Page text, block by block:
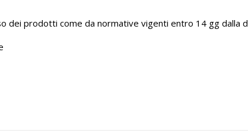
dei prodotti come da normative vigenti entro 14 gg dalla